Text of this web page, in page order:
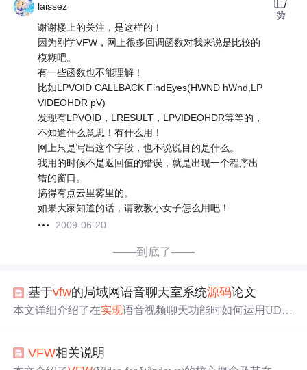
laissez
谢谢楼上的关注，是这样的！
因为刚学VFW，网上很多回调函数对我来说是比较的
模糊吧。
有一些函数也不能理解！
比如LPVOID CALLBACK FindEyes(HWND hWnd,LP
VIDEOHDR pV)
发现有LPVOID，LRESULT，LPVIDEOHDR等等的，
不知道什么意思！有什么用！
网上只是写出这个字段，也不说说目的是什么。
我用的时候不是返回值的错误，就是出现一个程序出
错的窗口。
搞得有点云里雾里的。
如果大家知道的话，请教教小女子怎么用吧！
2009-06-20
赞
——到底了——
基于vfw的局域网语音聊天室系统源码论文
本文详细介绍了在实现语音视频聊天功能时如何运用UDP
等。同时，提到了捕获速度、终止捕获、时间限制的设置
VFW相关说明